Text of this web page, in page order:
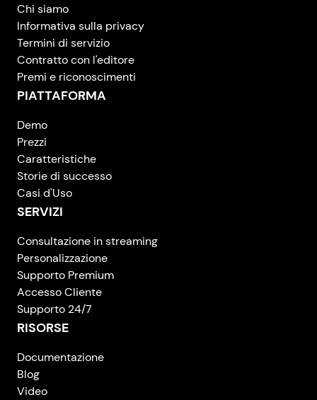
Chi siamo
Informativa sulla privacy
Termini di servizio
Contratto con l'editore
Premi e riconoscimenti
PIATTAFORMA
Demo
Prezzi
Caratteristiche
Storie di successo
Casi d'Uso
SERVIZI
Consultazione in streaming
Personalizzazione
Supporto Premium
Accesso Cliente
Supporto 24/7
RISORSE
Documentazione
Blog
Video